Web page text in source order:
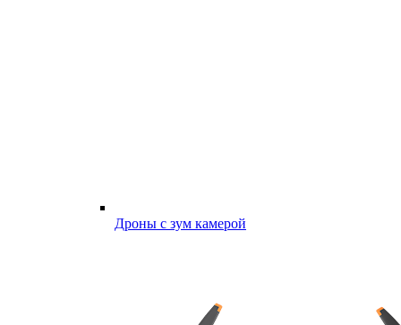
Дроны с зум камерой